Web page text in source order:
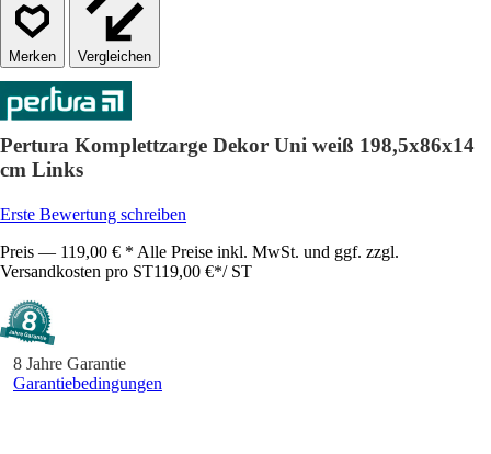
Vergleichen
Pertura Komplettzarge Dekor Uni weiß 198,5x86x14
cm Links
Erste Bewertung schreiben
Preis — 119,00 € * Alle Preise inkl. MwSt. und ggf. zzgl.
Versandkosten pro ST119,00 €*/ ST
8 Jahre Garantie
Garantiebedingungen